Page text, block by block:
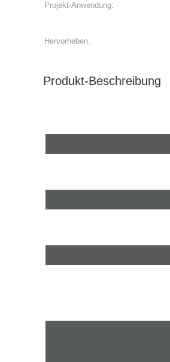
Projekt-Anwendung:
Hervorheben:
Produkt-Beschreibung